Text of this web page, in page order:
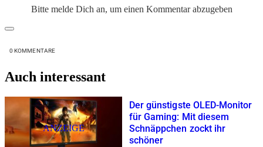
Bitte melde Dich an, um einen Kommentar abzugeben
0 KOMMENTARE
Auch interessant
ANZEIGE
Der günstigste OLED-Monitor
für Gaming: Mit diesem
Schnäppchen zockt ihr
schöner